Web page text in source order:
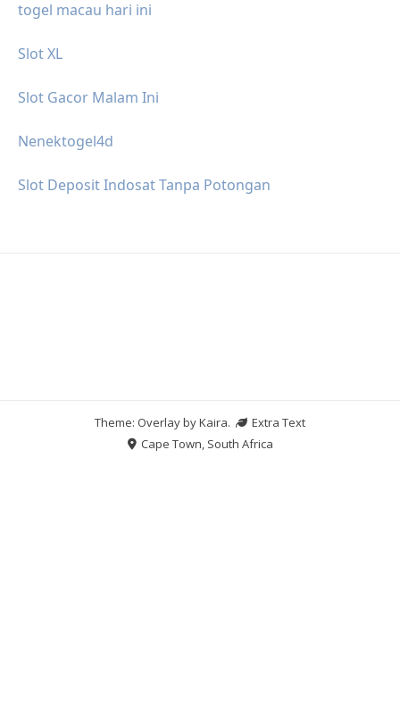
togel macau hari ini
Slot XL
Slot Gacor Malam Ini
Nenektogel4d
Slot Deposit Indosat Tanpa Potongan
Theme: Overlay byKaira.
Extra Text
Cape Town, South Africa